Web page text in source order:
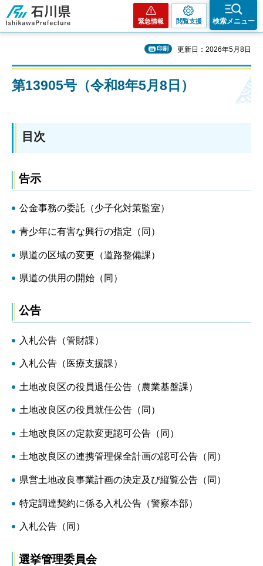
石川県
緊急情報 閲覧支援 検索メニュー
印刷 更新日：2026年5月8日
第13905号（令和8年5月8日）
目次
告示
公金事務の委託（少子化対策監室）
青少年に有害な興行の指定（同）
県道の区域の変更（道路整備課）
県道の供用の開始（同）
公告
入札公告（管財課）
入札公告（医療支援課）
土地改良区の役員退任公告（農業基盤課）
土地改良区の役員就任公告（同）
土地改良区の定款変更認可公告（同）
土地改良区の連携管理保全計画の認可公告（同）
県営土地改良事業計画の決定及び縦覧公告（同）
特定調達契約に係る入札公告（警察本部）
入札公告（同）
選挙管理委員会